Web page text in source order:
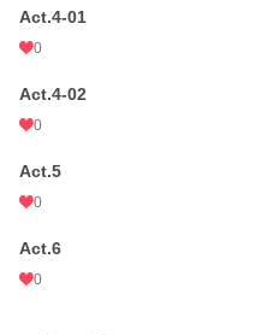
Act.4-01
0
Act.4-02
0
Act.5
0
Act.6
0